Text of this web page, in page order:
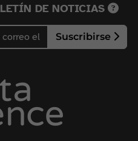
DE NOTICIAS
Suscribirse